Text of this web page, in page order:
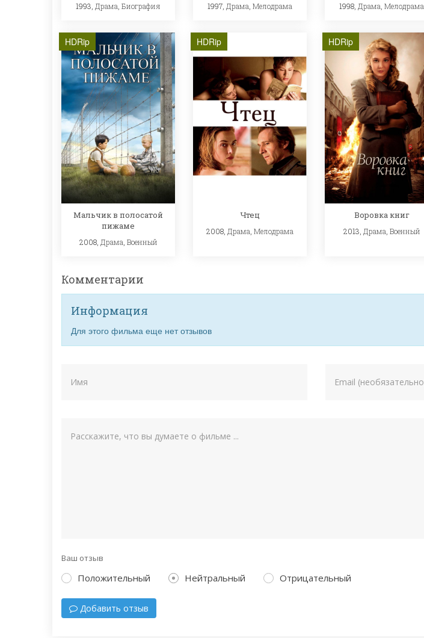
1993, Драма Биография 1997, Драма Мелодрама 1998, Драма Мелодрама
HDRip
Мальчик в полосатой
пижаме
2008, Драма Военный
HDRip
Чтец
2008, Драма Мелодрама
HDRip
Воровка книг
2013, Драма Военный
Комментарии
Информация
Для этого фильма еще нет отзывов
Ваш отзыв
Положительный Нейтральный Отрицательный
Добавить отзыв